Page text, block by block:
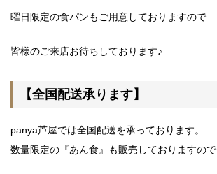
曜日限定の食パンもご用意しておりますので
皆様のご来店お待ちしております♪
【全国配送承ります】
panya芦屋では全国配送を承っております。
数量限定の『あん食』も販売しておりますので